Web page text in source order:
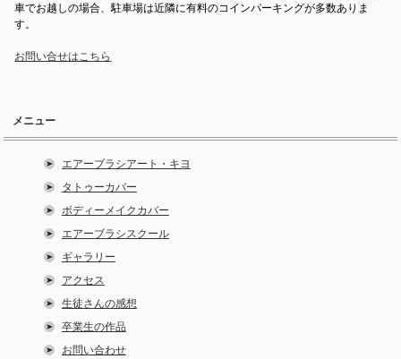
車でお越しの場合、駐車場は近隣に有料のコインパーキングが多数ありま
す。
お問い合せはこちら
メニュー
エアーブラシアート・キヨ
タトゥーカバー
ボディーメイクカバー
エアーブラシスクール
ギャラリー
アクセス
生徒さんの感想
卒業生の作品
お問い合わせ